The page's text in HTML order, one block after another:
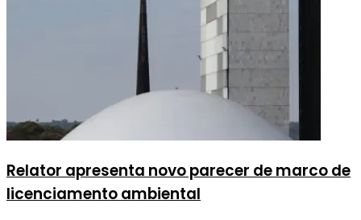
Relator apresenta novo parecer de marco de
licenciamento ambiental